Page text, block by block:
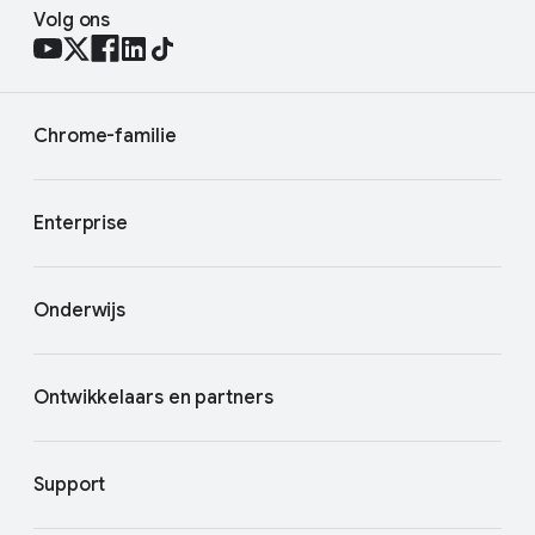
Volg ons
Chrome-familie
Enterprise
Onderwijs
Ontwikkelaars en partners
Support